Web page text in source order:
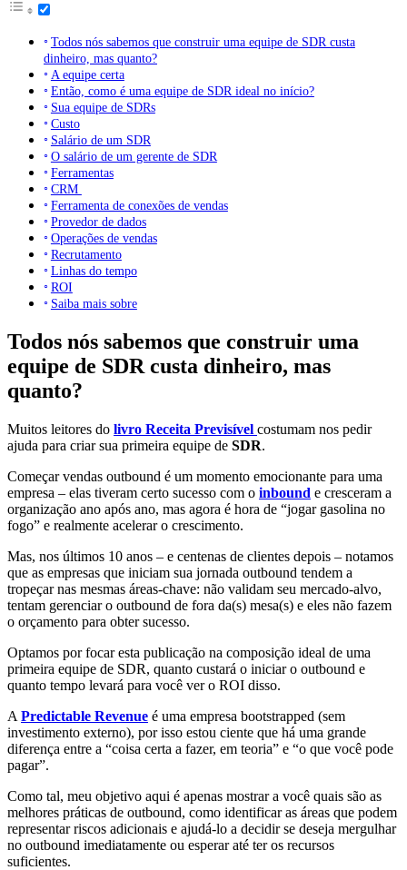
Todos nós sabemos que construir uma equipe de SDR custa
dinheiro, mas quanto?
A equipe certa
Então, como é uma equipe de SDR ideal no início?
Sua equipe de SDRs
Custo
Salário de um SDR
O salário de um gerente de SDR
Ferramentas
CRM
Ferramenta de conexões de vendas
Provedor de dados
Operações de vendas
Recrutamento
Linhas do tempo
ROI
Saiba mais sobre
Todos nós sabemos que construir uma
equipe de SDR custa dinheiro, mas
quanto?
Muitos leitores do livro Receita Previsível costumam nos pedir
ajuda para criar sua primeira equipe de SDR.
Começar vendas outbound é um momento emocionante para uma
empresa – elas tiveram certo sucesso com o inbound e cresceram a
organização ano após ano, mas agora é hora de “jogar gasolina no
fogo” e realmente acelerar o crescimento.
Mas, nos últimos 10 anos – e centenas de clientes depois – notamos
que as empresas que iniciam sua jornada outbound tendem a
tropeçar nas mesmas áreas-chave: não validam seu mercado-alvo,
tentam gerenciar o outbound de fora da(s) mesa(s) e eles não fazem
o orçamento para obter sucesso.
Optamos por focar esta publicação na composição ideal de uma
primeira equipe de SDR, quanto custará o iniciar o outbound e
quanto tempo levará para você ver o ROI disso.
A Predictable Revenue é uma empresa bootstrapped (sem
investimento externo), por isso estou ciente que há uma grande
diferença entre a “coisa certa a fazer, em teoria” e “o que você pode
pagar”.
Como tal, meu objetivo aqui é apenas mostrar a você quais são as
melhores práticas de outbound, como identificar as áreas que podem
representar riscos adicionais e ajudá-lo a decidir se deseja mergulhar
no outbound imediatamente ou esperar até ter os recursos
suficientes.